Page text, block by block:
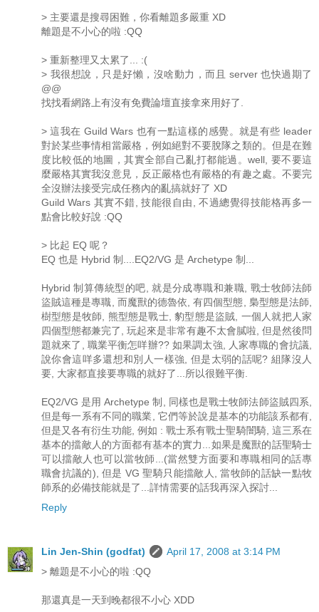
> 主要還是搜尋困難，你看離題多嚴重 XD
離題是不小心的啦 :QQ
> 重新整理又太累了... :(
> 我很想說，只是好懶，沒啥動力，而且 server 也快過期了
@@
找找看網路上有沒有免費論壇直接拿來用好了.
> 這我在 Guild Wars 也有一點這樣的感覺。就是有些 leader
對於某些事情相當嚴格，例如絕對不要脫隊之類的。但是在難
度比較低的地圖，其實全部自己亂打都能過。well, 要不要這
麼嚴格其實我沒意見，反正嚴格也有嚴格的有趣之處。不要完
全沒辦法接受完成任務內的亂搞就好了 XD
Guild Wars 其實不錯, 技能很自由, 不過總覺得技能格再多一
點會比較好說 :QQ
> 比起 EQ 呢？
EQ 也是 Hybrid 制....EQ2/VG 是 Archetype 制...
Hybrid 制算傳統型的吧, 就是分成專職和兼職, 戰士牧師法師
盜賊這種是專職, 而魔獸的德魯依, 有四個型態, 梟型態是法師,
樹型態是牧師, 熊型態是戰士, 豹型態是盜賊, 一個人就把人家
四個型態都兼完了, 玩起來是非常有趣不太會膩啦, 但是然後問
題就來了, 職業平衡怎咩辦?? 如果調太強, 人家專職的會抗議,
說你會這咩多還想和別人一樣強, 但是太弱的話呢? 組隊沒人
要, 大家都直接要專職的就好了...所以很難平衡.
EQ2/VG 是用 Archetype 制, 同樣也是戰士牧師法師盜賊四系,
但是每一系有不同的職業, 它們等於說是基本的功能該系都有,
但是又各有衍生功能, 例如 : 戰士系有戰士聖騎闇騎, 這三系在
基本的擋敵人的方面都有基本的實力...如果是魔獸的話聖騎士
可以擋敵人也可以當牧師...(當然雙方面要和專職相同的話專
職會抗議的), 但是 VG 聖騎只能擋敵人, 當牧師的話缺一點牧
師系的必備技能就是了...詳情需要的話我再深入探討...
Reply
Lin Jen-Shin (godfat)
April 17, 2008 at 3:14 PM
> 離題是不小心的啦 :QQ
那還真是一天到晚都很不小心 XDD